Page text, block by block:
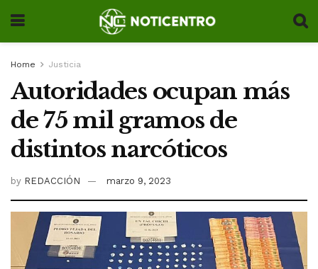
Home Justicia
Autoridades ocupan más
de 75 mil gramos de
distintos narcóticos
by REDACCIÓN marzo 9, 2023